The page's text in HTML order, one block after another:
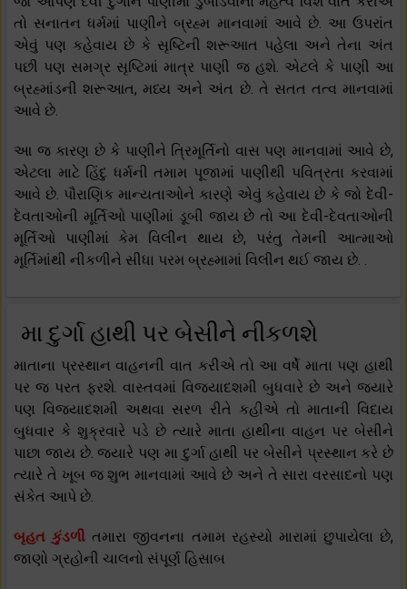
તો સનાતન ધર્મમાં પાણીને બ્રહ્મ માનવામાં આવે છે. આ ઉપરાંત
એવું પણ કહેવાય છે કે સૃષ્ટિની શરૂઆત પહેલા અને તેના અંત
પછી પણ સમગ્ર સૃષ્ટિમાં માત્ર પાણી જ હશે. એટલે કે પાણી આ
બ્રહ્માંડની શરૂઆત, મધ્ય અને અંત છે. તે સતત તત્વ માનવામાં
આવે છે.
આ જ કારણ છે કે પાણીને ત્રિમૂર્તિનો વાસ પણ માનવામાં આવે છે,
એટલા માટે હિંદુ ધર્મની તમામ પૂજામાં પાણીથી પવિત્રતા કરવામાં
આવે છે. પૌરાણિક માન્યતાઓને કારણે એવું કહેવાય છે કે જો દેવી-
દેવતાઓની મૂર્તિઓ પાણીમાં ડૂબી જાય છે તો આ દેવી-દેવતાઓની
મૂર્તિઓ પાણીમાં કેમ વિલીન થાય છે, પરંતુ તેમની આત્માઓ
મૂર્તિમાંથી નીકળીને સીધા પરમ બ્રહ્મામાં વિલીન થઈ જાય છે. .
મા દુર્ગા હાથી પર બેસીને નીકળશે
માતાના પ્રસ્થાન વાહનની વાત કરીએ તો આ વર્ષે માતા પણ હાથી
પર જ પરત ફરશે. વાસ્તવમાં વિજયાદશમી બુધવારે છે અને જ્યારે
પણ વિજયાદશમી અથવા સરળ રીતે કહીએ તો માતાની વિદાય
બુધવાર કે શુક્રવારે પડે છે ત્યારે માતા હાથીના વાહન પર બેસીને
પાછા જાય છે. જ્યારે પણ મા દુર્ગા હાથી પર બેસીને પ્રસ્થાન કરે છે
ત્યારે તે ખૂબ જ શુભ માનવામાં આવે છે અને તે સારા વરસાદનો પણ
સંકેત આપે છે.
બૃહત કુંડળીતમારા જીવનના તમામ રહસ્યો મારામાં છુપાયેલા છે,
જાણો ગ્રહોની ચાલનો સંપૂર્ણ હિસાબ